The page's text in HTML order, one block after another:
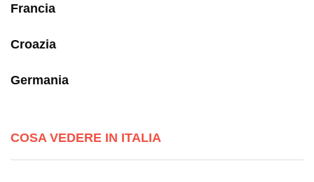
Francia
Croazia
Germania
COSA VEDERE IN ITALIA